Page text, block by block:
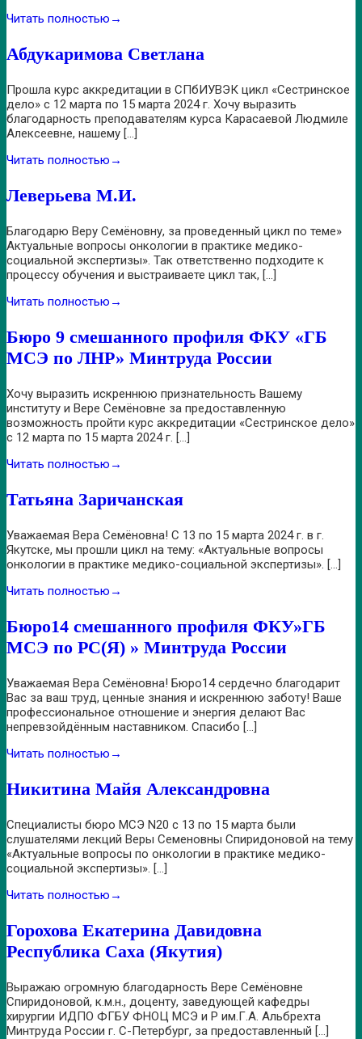
Читать полностью →
Абдукаримова Светлана
Прошла курс аккредитации в СПбИУВЭК цикл «Сестринское
дело» с 12 марта по 15 марта 2024 г. Хочу выразить
благодарность преподавателям курса Карасаевой Людмиле
Алексеевне, нашему […]
Читать полностью →
Леверьева М.И.
Благодарю Веру Семёновну, за проведенный цикл по теме»
Актуальные вопросы онкологии в практике медико-
социальной экспертизы». Так ответственно подходите к
процессу обучения и выстраиваете цикл так, […]
Читать полностью →
Бюро 9 смешанного профиля ФКУ «ГБ
МСЭ по ЛНР» Минтруда России
Хочу выразить искреннюю признательность Вашему
институту и Вере Семёновне за предоставленную
возможность пройти курс аккредитации «Сестринское дело»
с 12 марта по 15 марта 2024 г. […]
Читать полностью →
Татьяна Заричанская
Уважаемая Вера Семёновна! С 13 по 15 марта 2024 г. в г.
Якутске, мы прошли цикл на тему: «Актуальные вопросы
онкологии в практике медико-социальной экспертизы». […]
Читать полностью →
Бюро14 смешанного профиля ФКУ»ГБ
МСЭ по РС(Я) » Минтруда России
Уважаемая Вера Семёновна! Бюро14 сердечно благодарит
Вас за ваш труд, ценные знания и искреннюю заботу! Ваше
профессиональное отношение и энергия делают Вас
непревзойдённым наставником. Спасибо […]
Читать полностью →
Никитина Майя Александровна
Специалисты бюро МСЭ N20 с 13 по 15 марта были
слушателями лекций Веры Семеновны Спиридоновой на тему
«Актуальные вопросы по онкологии в практике медико-
социальной экспертизы». […]
Читать полностью →
Горохова Екатерина Давидовна
Республика Саха (Якутия)
Выражаю огромную благодарность Вере Семёновне
Спиридоновой, к.м.н., доценту, заведующей кафедры
хирургии ИДПО ФГБУ ФНОЦ МСЭ и Р им.Г.А. Альбрехта
Минтруда России г. С-Петербург, за предоставленный […]